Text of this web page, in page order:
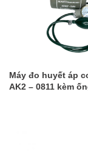
Máy đo huyết áp
AK2 – 0811 kèm